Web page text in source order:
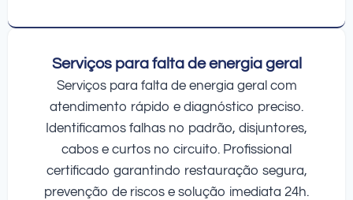
Serviços para falta de energia geral
Serviços para falta de energia geral com
atendimento rápido e diagnóstico preciso.
Identificamos falhas no padrão, disjuntores,
cabos e curtos no circuito. Profissional
certificado garantindo restauração segura,
prevenção de riscos e solução imediata 24h.